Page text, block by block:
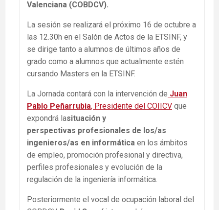
Valenciana (COBDCV).
La sesión se realizará el próximo 16 de octubre a
las 12.30h en el Salón de Actos de la ETSINF, y
se dirige tanto a alumnos de últimos años de
grado como a alumnos que actualmente estén
cursando Masters en la ETSINF.
La Jornada contará con la intervención de Juan
Pablo Peñarrubia, Presidente del COIICV que
expondrá lasituación y
perspectivas profesionales de los/as
ingenieros/as en informática en los ámbitos
de empleo, promoción profesional y directiva,
perfiles profesionales y evolución de la
regulación de la ingeniería informática.
Posteriormente el vocal de ocupación laboral del